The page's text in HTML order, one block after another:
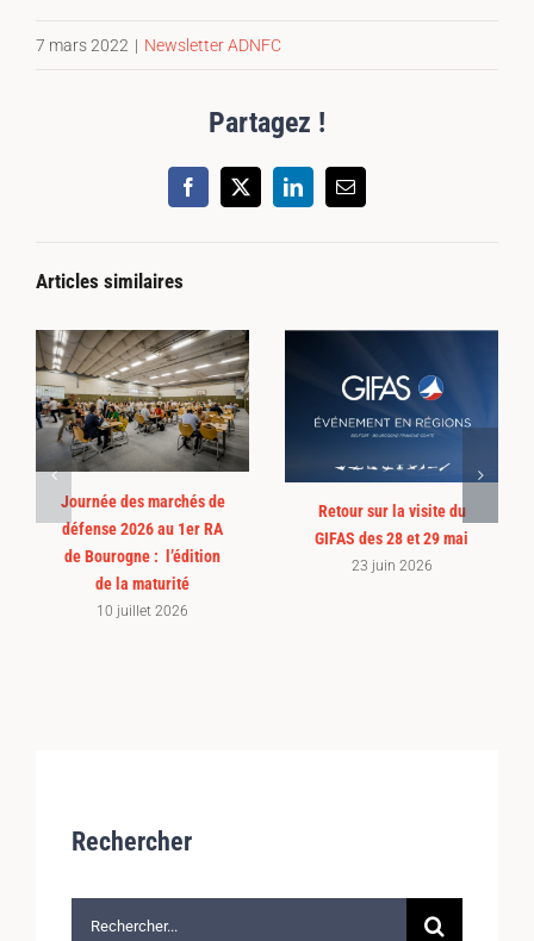
7 mars 2022 | Newsletter ADNFC
Partagez !
Facebook
X LinkedInEmail
Articles similaires
Journée des marchés de
défense 2026 au 1er RA
de Bourogne : l’édition
de la maturité
10 juillet 2026
Retour sur la visite du
GIFAS des 28 et 29 mai
23 juin 2026
Rechercher
Rechercher: